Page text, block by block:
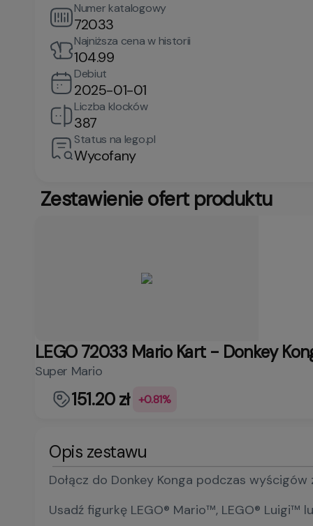
Numer katalogowy
72033
Najniższa cena w historii
104.99
Debiut
2025-01-01
Liczba klocków
387
Status na lego.pl
Wycofany
Zestawienie ofert produktu
LEGO 72033 Mario Kart - Donkey
Super Mario
151.20 zł +0.81%
Opis zestawu
Dołącz do Donkey Konga podczas
Usadź figurkę LEGO® Mario™, LEGO®